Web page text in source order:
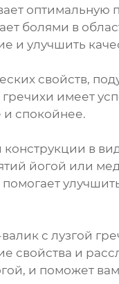
болями в
и улучшить
свойств,
имеет
и спокойнее.
в
йогой или
с лузгой
свойства и
и поможет